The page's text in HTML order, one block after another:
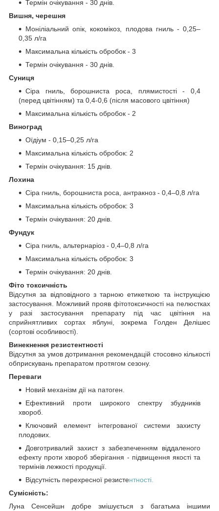
Термін очікування - 30 днів.
Вишня, черешня
Моніліальний опік, кокомікоз, плодова гниль - 0,25–
0,35 л/га
Максимальна кількість обробок - 3
Термін очікування - 30 днів.
Суниця
Сіра гниль, борошниста роса, плямистості - 0,4
(перед цвітінням) та 0,4-0,6 (після масового цвітіння)
Максимальна кількість обробок - 2
Виноград
Оїдіум - 0,15–0,25 л/га
Максимальна кількість обробок: 2
Термін очікування: 15 днів.
Лохина
Сіра гниль, борошниста роса, антракноз - 0,4–0,8 л/га
Максимальна кількість обробок: 3
Термін очікування: 20 днів.
Фундук
Сіра гниль, альтернаріоз - 0,4–0,8 л/га
Максимальна кількість обробок: 3
Термін очікування: 20 днів.
Фіто токсичність
Відсутня за відповідного з тарною етикеткою та інструкцією
застосування. Можливий прояв фітотоксичності на пелюстках
у разі застосування препарату під час цвітіння на
сприйнятливих сортах яблуні, зокрема Голден Делішес
(сортові особливості).
Винекнення резистентності
Відсутня за умов дотримання рекомендацій стосовно кількості
обприскувань препаратом протягом сезону.
Переваги
Новий механізм дії на патоген.
Ефективний проти широкого спектру збудників
хвороб.
Ключовий елемент інтегрованої системи захисту
плодових.
Довготривалий захист з забезпеченням віддаленого
ефекту проти хвороб зберігання - підвищення якості та
термінів лежкості продукції.
Відсутність перехресної резистентності.
Сумісність:
Луна Сенсейшн добре змішується з багатьма іншими